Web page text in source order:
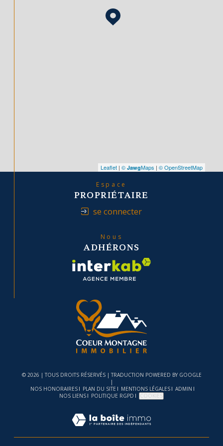
Leaflet | © JawgMaps | © OpenStreetMap
Espace
PROPRIÉTAIRE
se connecter
Nous
ADHÉRONS
© 2026 | TOUS DROITS RÉSERVÉS | TRADUCTION POWERED BY GOOGLE
|
NOS HONORAIRES
PLAN DU SITE MENTIONS LÉGALES
ADMIN
NOS LIENS
POLITIQUE RGPD COOKIES